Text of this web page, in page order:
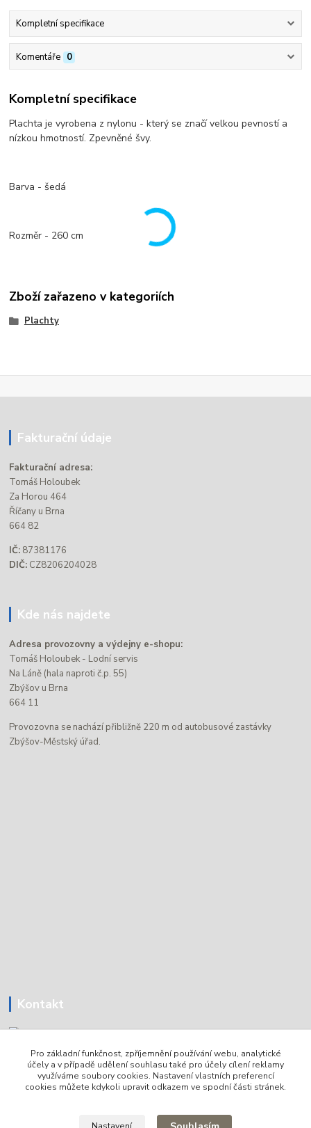
Kompletní specifikace
Komentáře 0
Kompletní specifikace
Plachta je vyrobena z nylonu - který se značí velkou pevností a
nízkou hmotností. Zpevněné švy.
Barva - šedá
Rozměr - 260 cm
Zboží zařazeno v kategoriích
Plachty
Fakturační údaje
Fakturační adresa:
Tomáš Holoubek
Za Horou 464
Říčany u Brna
664 82
IČ: 87381176
DIČ: CZ8206204028
Kde nás najdete
Adresa provozovny a výdejny e-shopu:
Tomáš Holoubek - Lodní servis
Na Láně (hala naproti č.p. 55)
Zbýšov u Brna
664 11
Provozovna se nachází přibližně 220 m od autobusové zastávky
Zbýšov-Městský úřad.
Kontakt
Tomáš Holoubek
+420736720979
Pro základní funkčnost, zpříjemnění používání webu, analytické
účely a v případě udělení souhlasu také pro účely cílení reklamy
využíváme soubory cookies. Nastavení vlastních preferencí
cookies můžete kdykoli upravit odkazem ve spodní části stránek.